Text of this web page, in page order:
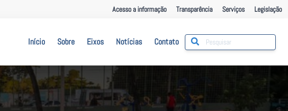
Acesso a informação Transparência Serviços Legislação
Início Sobre Eixos Notícias Contato